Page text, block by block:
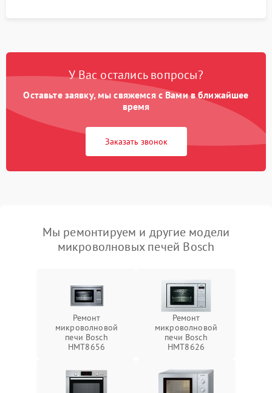
У Вас остались вопросы?
Оставьте заявку, мы свяжемся с Вами в ближайшее
время
Заказать звонок
Мы ремонтируем и другие модели
микроволновых печей Bosch
Ремонт
микроволновой
печи Bosch
HMT8656
Ремонт
микроволновой
печи Bosch
HMT8626